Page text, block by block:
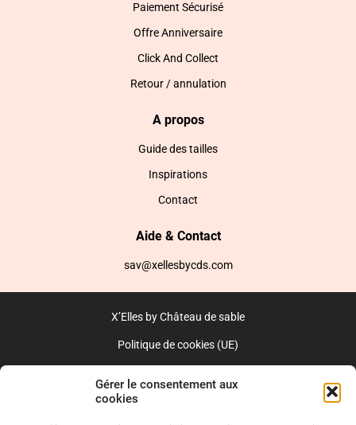
Gérer le consentement aux
cookies
Paiement Sécurisé
Offre Anniversaire
Click And Collect
Retour / annulation
A propos
Guide des tailles
Inspirations
Contact
Aide & Contact
sav@xellesbycds.com
X’Elles by Château de sable
Politique de cookies (UE)
Réalisé par l’agence web :